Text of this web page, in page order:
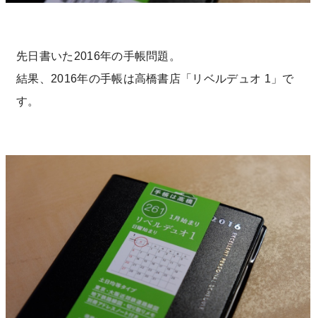
先日書いた2016年の手帳問題。
結果、2016年の手帳は高橋書店「リベルデュオ 1」で
す。